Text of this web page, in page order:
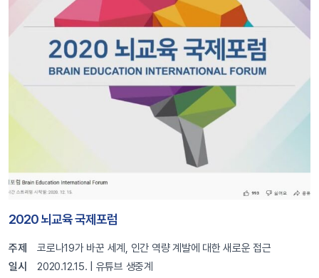
2020 뇌교육 국제포럼
주제
코로나19가 바꾼 세계, 인간 역량 계발에 대한 새로운 접근
일시
2020.12.15. | 유튜브 생중계